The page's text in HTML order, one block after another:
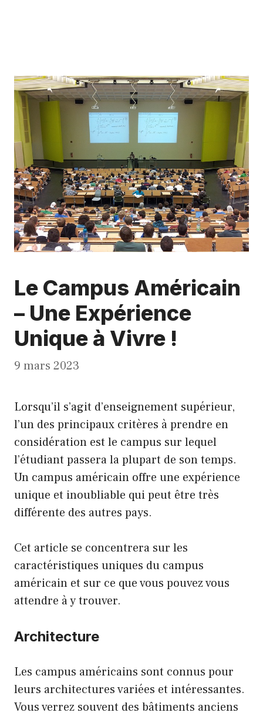
Le Campus Américain
– Une Expérience
Unique à Vivre !
9 mars 2023
Lorsqu’il s’agit d’enseignement supérieur,
l’un des principaux critères à prendre en
considération est le campus sur lequel
l’étudiant passera la plupart de son temps.
Un campus américain offre une expérience
unique et inoubliable qui peut être très
différente des autres pays.
Cet article se concentrera sur les
caractéristiques uniques du campus
américain et sur ce que vous pouvez vous
attendre à y trouver.
Architecture
Les campus américains sont connus pour
leurs architectures variées et intéressantes.
Vous verrez souvent des bâtiments anciens